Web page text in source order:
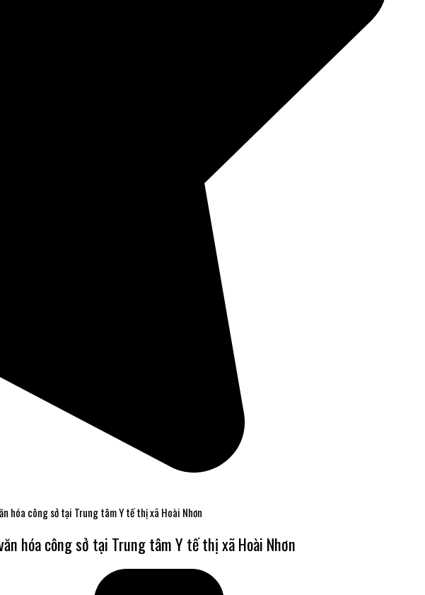
hóa công sở tại Trung tâm Y tế thị xã Hoài Nhơn
hóa công sở tại Trung tâm Y tế thị xã Hoài Nhơn